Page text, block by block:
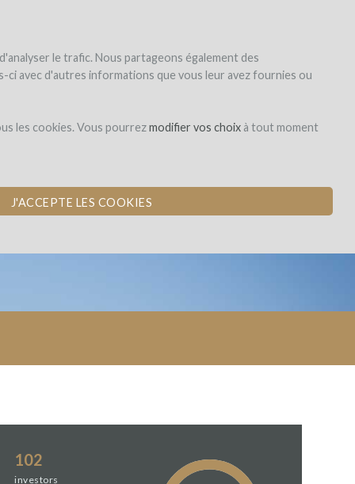
le trafic. Nous partageons également des
ci avec d'autres informations que vous leur avez fournies ou
les cookies. Vous pourrezmodifier vos choixà tout moment
J'ACCEPTE LES COOKIES
Dons,
102
investors